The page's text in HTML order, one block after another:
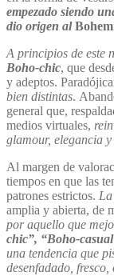
empezado siendo
dio origen al
A principios de este
Boho-chic, que
y adeptos.
bien distintas.
general que,
medios virtuales,
glamour, elegancia
Al margen de
tiempos en que las
patrones estrictos.
amplia y abierta, de
por aquello que
chic”, “Boho-
una tendencia que
desenfadado,